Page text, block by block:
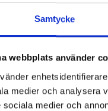
Samtycke
webbplats använder
medier och analysera
sociala medier och